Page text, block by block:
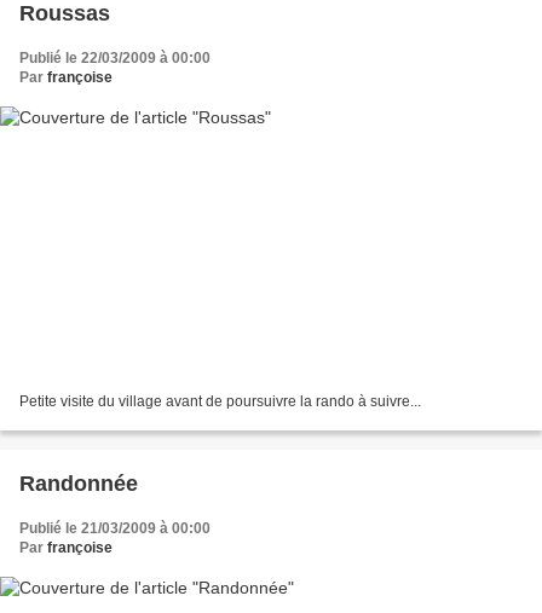
Roussas
Publié le 22/03/2009 à 00:00
Par françoise
Petite visite du village avant de poursuivre la rando à suivre...
Randonnée
Publié le 21/03/2009 à 00:00
Par françoise